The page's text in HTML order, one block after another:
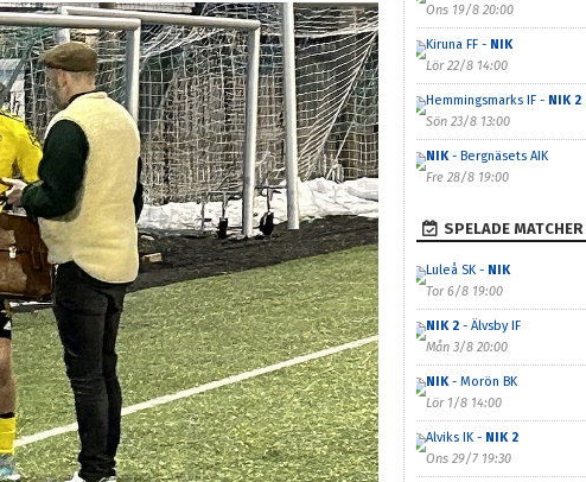
Ons 19/8 20:00
Kiruna FF - NIK
Lör 22/8 14:00
Hemmingsmarks IF - NIK 2
Sön 23/8 13:00
NIK- Bergnäsets AIK
Fre 28/8 19:00
SPELADE MATCHER
Luleå SK - NIK
Tor 6/8 19:00
NIK 2- Älvsby IF
Mån 3/8 20:00
NIK- Morön BK
Lör 1/8 14:00
Alviks IK - NIK 2
Ons 29/7 19:30